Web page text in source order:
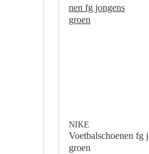
NIKE
Voetbalschoenen fg
groen